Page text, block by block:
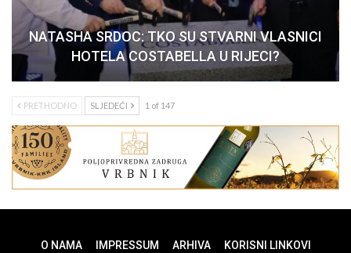
NATASHA SRDOC: TKO SU STVARNI VLASNICI
HOTELA COSTABELLA U RIJECI?
PRETHODNO SLJEDEĆI 1 of 147
O NAMA IMPRESSUM ARHIVA
KORISNI LINKOVI